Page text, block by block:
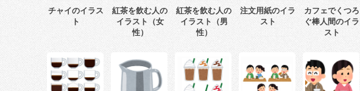
チャイのイラス
ト
紅茶を飲む人の
イラスト（女
性）
紅茶を飲む人の
イラスト（男
性）
注文用紙のイラ
スト
カフェでくつろ
ぐ棒人間のイラ
スト